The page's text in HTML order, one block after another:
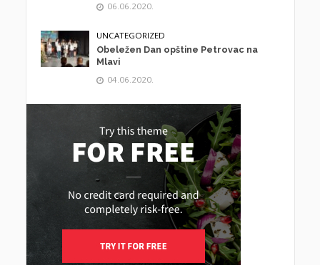
06.06.2020.
UNCATEGORIZED
Obeležen Dan opštine Petrovac na
Mlavi
04.06.2020.